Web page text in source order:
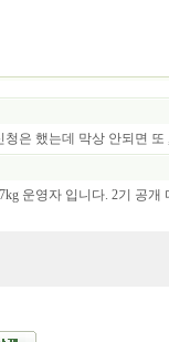
청은 했는데 막상 안되면
운영자 입니다. 2기 공